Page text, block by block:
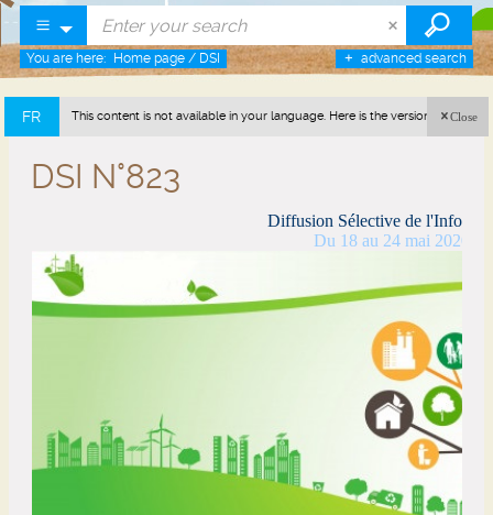
advanced search
You are here: Home page / DSI
FR This content is not available in your language. Here is the version in french
Close
DSI N°823